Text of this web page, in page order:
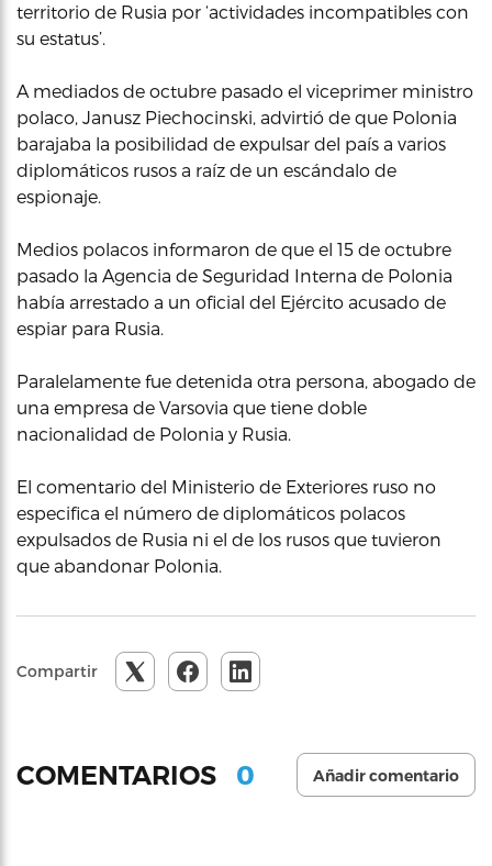
territorio de Rusia por ‘actividades incompatibles con
su estatus’.
A mediados de octubre pasado el viceprimer ministro
polaco, Janusz Piechocinski, advirtió de que Polonia
barajaba la posibilidad de expulsar del país a varios
diplomáticos rusos a raíz de un escándalo de
espionaje.
Medios polacos informaron de que el 15 de octubre
pasado la Agencia de Seguridad Interna de Polonia
había arrestado a un oficial del Ejército acusado de
espiar para Rusia.
Paralelamente fue detenida otra persona, abogado de
una empresa de Varsovia que tiene doble
nacionalidad de Polonia y Rusia.
El comentario del Ministerio de Exteriores ruso no
especifica el número de diplomáticos polacos
expulsados de Rusia ni el de los rusos que tuvieron
que abandonar Polonia.
Compartir
COMENTARIOS 0 Añadir comentario